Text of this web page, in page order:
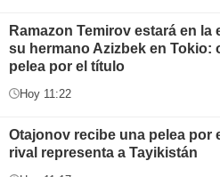
Ramazon Temirov estará en la
su hermano Azizbek en Tokio:
pelea por el título
Hoy 11:22
Otajonov recibe una pelea por
rival representa a Tayikistán